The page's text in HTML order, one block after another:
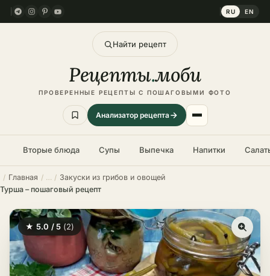
RU EN
Найти рецепт
Рецепты.моби
ПРОВЕРЕННЫЕ РЕЦЕПТЫ С ПОШАГОВЫМИ ФОТО
Анализатор рецепта
Вторые блюда Супы Выпечка Напитки
Главная
Закуски из грибов и овощей
Турша – пошаговый рецепт
★ 5.0 / 5 (2)